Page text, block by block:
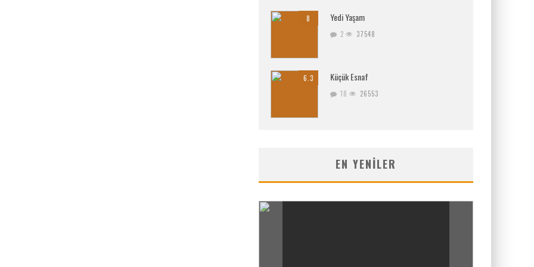
8 Yedi Yaşam
2 37548
6.3 Küçük Esnaf
18 26553
EN YENILER